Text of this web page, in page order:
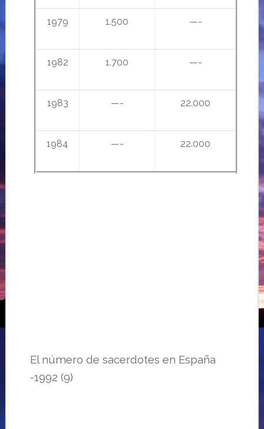
1979 1.500 —-
1982 1.700 —-
1983 —- 22.000
1984 —- 22.000
El número de sacerdotes en España
-1992 (9)